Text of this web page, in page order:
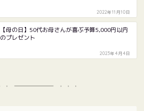
2022年11月10日
【母の日】50代お母さんが喜ぶ予算5,000円以内
のプレゼント
2023年4月4日